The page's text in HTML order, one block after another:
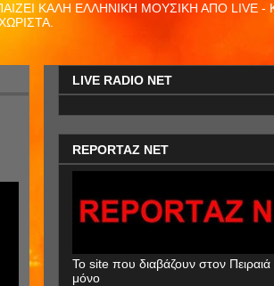
ΚΑΛΗ ΕΛΛΗΝΙΚΗ ΜΟΥΣΙΚΗ ΑΠΟ LIVE -
LIVE RADIO NET
REPORTAZ NET
To site που διαβάζουν στον Πειραιά
μόνο